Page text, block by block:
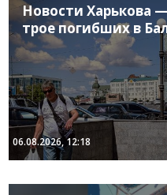
Новости Харькова
трое погибших в
06.08.2026, 12:18